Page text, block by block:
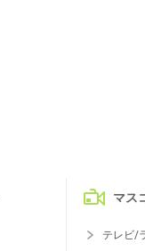
マス
テレビ/